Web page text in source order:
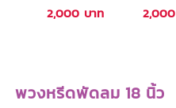
2,000 บาท 2,000
พวงหรีดพัดลม 18 นิ้ว